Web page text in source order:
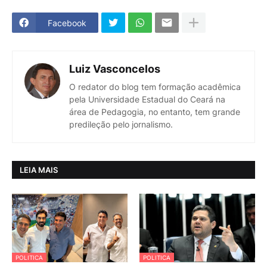
Facebook
Luiz Vasconcelos
O redator do blog tem formação acadêmica
pela Universidade Estadual do Ceará na
área de Pedagogia, no entanto, tem grande
predileção pelo jornalismo.
LEIA MAIS
POLITICA POLITICA